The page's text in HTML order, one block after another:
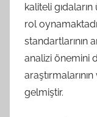
kaliteli
rol
standartlarının
analizi önemini
gelmiştir.